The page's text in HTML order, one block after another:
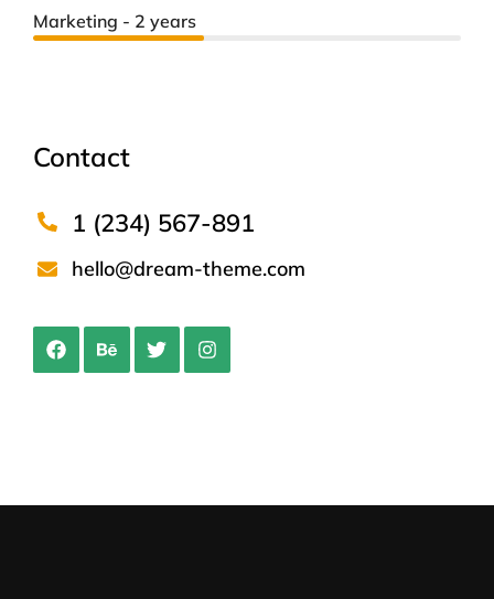
Marketing - 2 years
Contact
1 (234) 567-891
hello@dream-theme.com